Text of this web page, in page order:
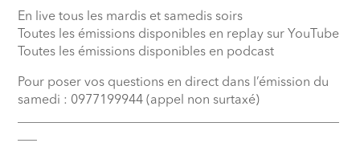
En live tous les mardis et samedis soirs
Toutes les émissions disponibles en replay sur YouTube
Toutes les émissions disponibles en podcast
Pour poser vos questions en direct dans l’émission du
samedi : 0977199944 (appel non surtaxé)